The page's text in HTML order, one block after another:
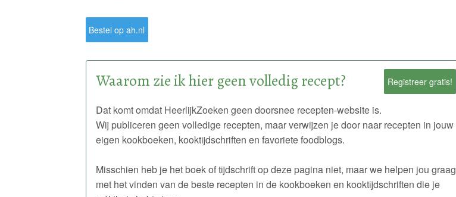
Bestel op ah.nl
Registreer gratis!
Waarom zie ik hier geen volledig recept?
Dat komt omdat HeerlijkZoeken geen doorsnee recepten-website is.
Wij publiceren geen volledige recepten, maar verwijzen je door naar recepten in jouw
eigen kookboeken, kooktijdschriften en favoriete foodblogs.
Misschien heb je het boek of tijdschrift op deze pagina niet, maar we helpen jou graag
met het vinden van de beste recepten in de kookboeken en kooktijdschriften die je